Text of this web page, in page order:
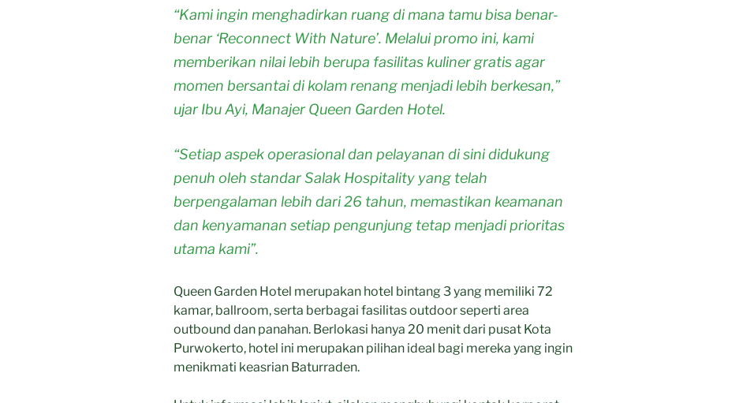
“Kami ingin menghadirkan ruang di mana tamu bisa benar-
benar ‘Reconnect With Nature’. Melalui promo ini, kami
memberikan nilai lebih berupa fasilitas kuliner gratis agar
momen bersantai di kolam renang menjadi lebih berkesan,”
ujar Ibu Ayi, Manajer Queen Garden Hotel.
“Setiap aspek operasional dan pelayanan di sini didukung
penuh oleh standar Salak Hospitality yang telah
berpengalaman lebih dari 26 tahun, memastikan keamanan
dan kenyamanan setiap pengunjung tetap menjadi prioritas
utama kami”.
Queen Garden Hotel merupakan hotel bintang 3 yang memiliki 72
kamar, ballroom, serta berbagai fasilitas outdoor seperti area
outbound dan panahan. Berlokasi hanya 20 menit dari pusat Kota
Purwokerto, hotel ini merupakan pilihan ideal bagi mereka yang ingin
menikmati keasrian Baturraden.